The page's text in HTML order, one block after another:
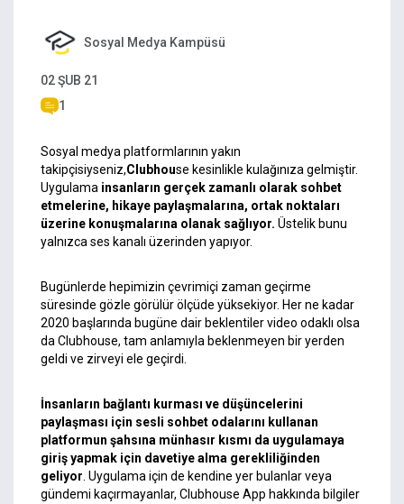
Sosyal Medya Kampüsü
02 ŞUB 21
1
Sosyal medya platformlarının yakın
takipçisiyseniz,Clubhouse kesinlikle kulağınıza gelmiştir.
Uygulama insanların gerçek zamanlı olarak sohbet
etmelerine, hikaye paylaşmalarına, ortak noktaları
üzerine konuşmalarına olanak sağlıyor. Üstelik bunu
yalnızca ses kanalı üzerinden yapıyor.
Bugünlerde hepimizin çevrimiçi zaman geçirme
süresinde gözle görülür ölçüde yüksekiyor. Her ne kadar
2020 başlarında bugüne dair beklentiler video odaklı olsa
da Clubhouse, tam anlamıyla beklenmeyen bir yerden
geldi ve zirveyi ele geçirdi.
İnsanların bağlantı kurması ve düşüncelerini
paylaşması için sesli sohbet odalarını kullanan
platformun şahsına münhasır kısmı da uygulamaya
giriş yapmak için davetiye alma gerekliliğinden
geliyor . Uygulama için de kendine yer bulanlar veya
gündemi kaçırmayanlar, Clubhouse App hakkında bilgiler